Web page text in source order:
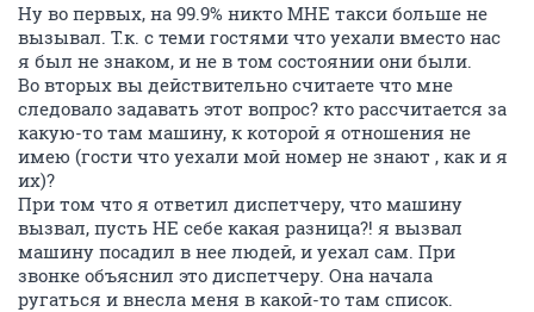
Ну во первых, на 99.9% никто МНЕ такси больше не
вызывал. Т.к. с теми гостями что уехали вместо нас
я был не знаком, и не в том состоянии они были.
Во вторых вы действительно считаете что мне
следовало задавать этот вопрос? кто рассчитается за
какую-то там машину, к которой я отношения не
имею (гости что уехали мой номер не знают , как и я
их)?
При том что я ответил диспетчеру, что машину
вызвал, пусть НЕ себе какая разница?! я вызвал
машину посадил в нее людей, и уехал сам. При
звонке объяснил это диспетчеру. Она начала
ругаться и внесла меня в какой-то там список.